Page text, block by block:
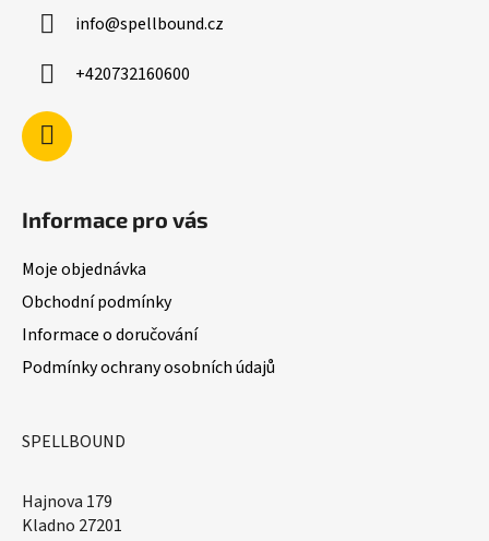
info@spellbound.cz
+420732160600
Informace pro vás
Moje objednávka
Obchodní podmínky
Informace o doručování
Podmínky ochrany osobních údajů
SPELLBOUND
Hajnova 179
Kladno 27201